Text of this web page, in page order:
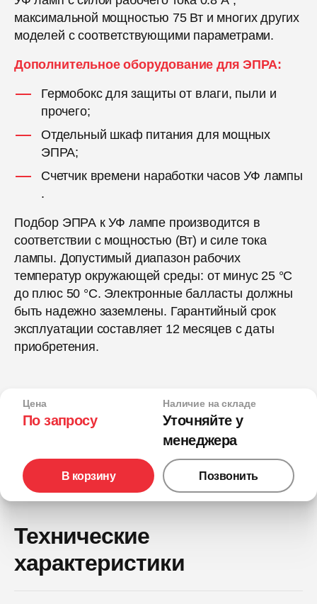
максимальной мощностью 75 Вт и многих других
моделей с соответствующими параметрами.
Дополнительное оборудование для ЭПРА:
Гермобокс для защиты от влаги, пыли и
прочего;
Отдельный шкаф питания для мощных
ЭПРА;
Счетчик времени наработки часов УФ лампы
.
Подбор ЭПРА к УФ лампе производится в
соответствии с мощностью (Вт) и силе тока
лампы. Допустимый диапазон рабочих
температур окружающей среды: от минус 25 °С
до плюс 50 °С. Электронные балласты должны
быть надежно заземлены. Гарантийный срок
эксплуатации составляет 12 месяцев с даты
приобретения.
Цена
По запросу
Наличие на складе
Уточняйте у
менеджера
В корзину Позвонить
Технические
характеристики